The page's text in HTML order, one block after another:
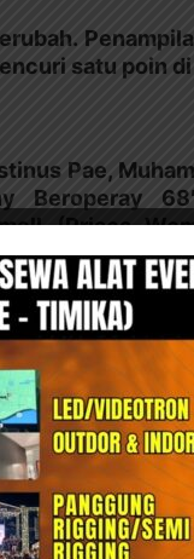
satu poin
Pae,
Beroperay
(Prisca
58′)
Beny, Abdul
Dirkir Kohn
Bima Sakti